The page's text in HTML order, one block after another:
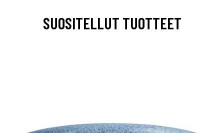
SUOSITELLUT TUOTTEET